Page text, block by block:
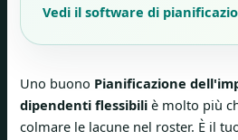
Vedi il software di
Uno buono Pianificazione
dipendenti flessibili è molto più
colmare le lacune nel roster. È il